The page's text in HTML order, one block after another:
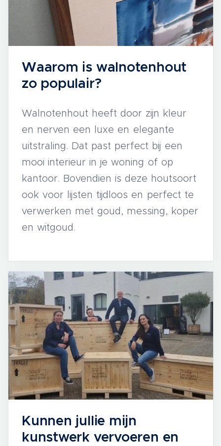
Waarom is walnotenhout
zo populair?
Walnotenhout heeft door zijn kleur
en nerven een luxe en elegante
uitstraling. Dat past perfect bij een
mooi interieur in je woning of op
kantoor. Bovendien is deze houtsoort
ook voor lijsten tijdloos en perfect te
verwerken met goud, messing, koper
en witgoud.
Kunnen jullie mijn
kunstwerk vervoeren en